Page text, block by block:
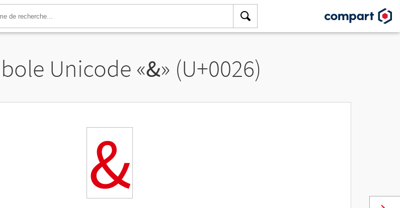
Unicode «&» (U+0026)
&